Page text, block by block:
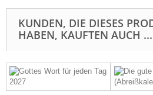
KUNDEN, DIE DIESES
HABEN, KAUFTEN AUCH ...